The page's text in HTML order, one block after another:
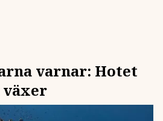
varnar: Hotet